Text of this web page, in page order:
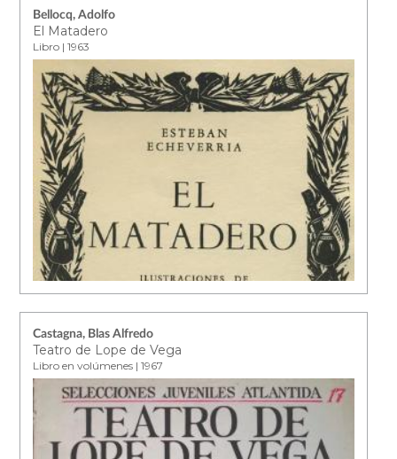
Bellocq, Adolfo
El Matadero
Libro | 1963
Castagna, Blas Alfredo
Teatro de Lope de Vega
Libro en volúmenes | 1967